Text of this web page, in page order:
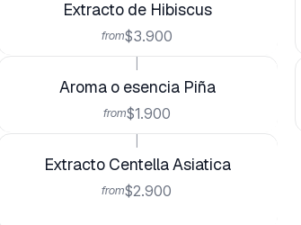
Extracto de Hibiscus
from$3.900
Aroma o esencia Piña
from$1.900
Extracto Centella Asiatica
from$2.900